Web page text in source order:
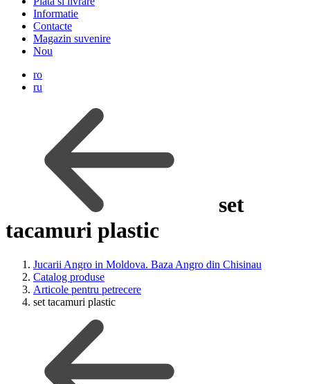
Informatie
Contacte
Magazin suvenire
Nou
ro
ru
set
tacamuri plastic
Jucarii Angro in Moldova. Baza Angro din Chisinau
Catalog produse
Articole pentru petrecere
set tacamuri plastic